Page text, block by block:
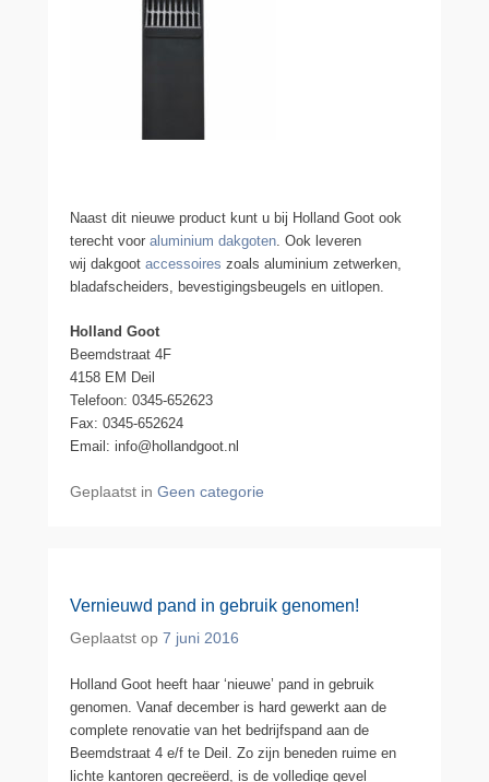
Naast dit nieuwe product kunt u bij Holland Goot ook
terecht voor aluminium dakgoten . Ook leveren
wij dakgoot accessoires zoals aluminium zetwerken,
bladafscheiders, bevestigingsbeugels en uitlopen.
Holland Goot
Beemdstraat 4F
4158 EM Deil
Telefoon: 0345-652623
Fax: 0345-652624
Email: info@hollandgoot.nl
Geplaatst in Geen categorie
Vernieuwd pand in gebruik genomen!
Geplaatst op 7 juni 2016
Holland Goot heeft haar ‘nieuwe’ pand in gebruik
genomen. Vanaf december is hard gewerkt aan de
complete renovatie van het bedrijfspand aan de
Beemdstraat 4 e/f te Deil. Zo zijn beneden ruime en
lichte kantoren gecreëerd, is de volledige gevel